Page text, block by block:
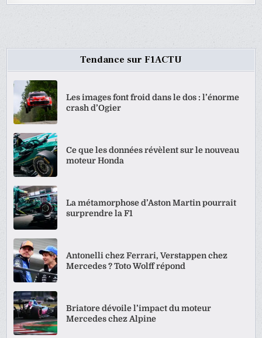
Tendance sur F1ACTU
Les images font froid dans le dos : l’énorme
crash d’Ogier
Ce que les données révèlent sur le nouveau
moteur Honda
La métamorphose d’Aston Martin pourrait
surprendre la F1
Antonelli chez Ferrari, Verstappen chez
Mercedes ? Toto Wolff répond
Briatore dévoile l’impact du moteur
Mercedes chez Alpine